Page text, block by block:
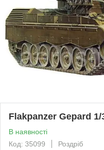
Flakpanzer Gepard 1/
В наявності
Код: 35099
Роздріб